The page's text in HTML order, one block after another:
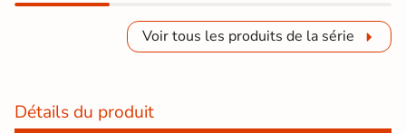
Voir tous les produits de la série
Détails du produit